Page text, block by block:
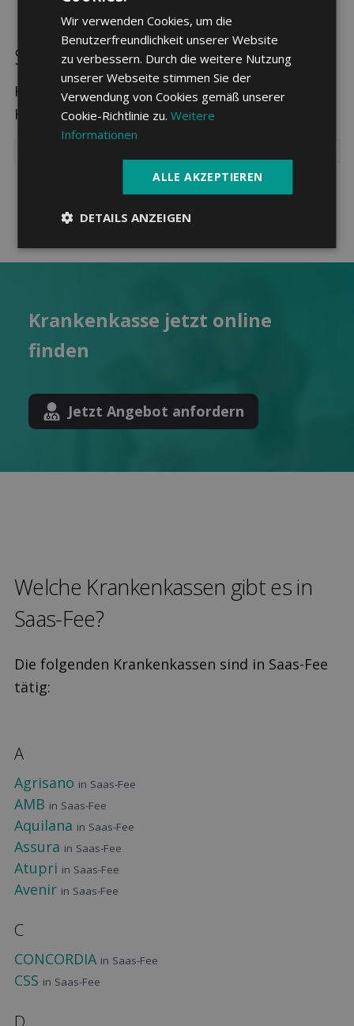
Sparpotenzial in Saas-Fee
Hier sehen Sie die drei günstigsten
Krankenkassen in Saas-Fee.
Kranken­kasse jetzt online
finden
Jetzt Angebot anfordern
Welche Kranken­kassen gibt es in
Saas-Fee?
Die folgenden Krankenkassen sind in Saas-Fee
tätig:
A
Agrisano in Saas-Fee
AMB in Saas-Fee
Aquilana in Saas-Fee
Assura in Saas-Fee
Atupri in Saas-Fee
Avenir in Saas-Fee
C
CONCORDIA in Saas-Fee
CSS in Saas-Fee
D
Wir verwenden Cookies, um die
Benutzerfreundlichkeit unserer Website
zu verbessern. Durch die weitere Nutzung
unserer Webseite stimmen Sie der
Verwendung von Cookies gemäß unserer
Cookie-Richtlinie zu.Weitere
Informationen
ALLE AKZEPTIEREN
DETAILS ANZEIGEN